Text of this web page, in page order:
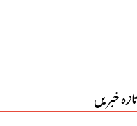
تازہ خبریں